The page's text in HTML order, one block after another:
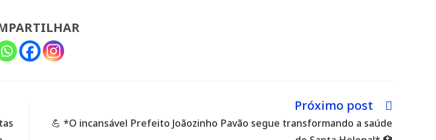
Próximo post
💪 *O incansável Prefeito Joãozinho Pavão segue transformando a saúde